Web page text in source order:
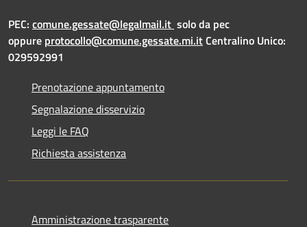
PEC: comune.gessate@legalmail.it solo da pec
oppure protocollo@comune.gessate.mi.itCentralino Unico:
029592991
Prenotazione appuntamento
Segnalazione disservizio
Leggi le FAQ
Richiesta assistenza
Amministrazione trasparente